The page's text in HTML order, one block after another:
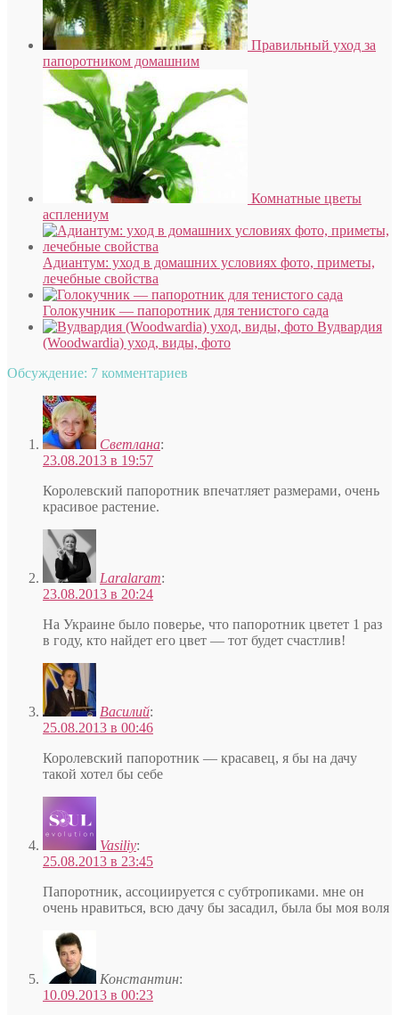
Правильный уход за
папоротником домашним
Комнатные цветы
асплениум
Адиантум: уход в домашних условиях фото, приметы,
лечебные свойства
Голокучник — папоротник для тенистого сада
Вудвардия
(Woodwardia) уход, виды, фото
Обсуждение: 7 комментариев
Светлана:
23.08.2013 в 19:57
Королевский папоротник впечатляет размерами, очень
красивое растение.
Laralaram:
23.08.2013 в 20:24
На Украине было поверье, что папоротник цветет 1 раз
в году, кто найдет его цвет — тот будет счастлив!
Василий:
25.08.2013 в 00:46
Королевский папоротник — красавец, я бы на дачу
такой хотел бы себе
Vasiliy:
25.08.2013 в 23:45
Папоротник, ассоциируется с субтропиками. мне он
очень нравиться, всю дачу бы засадил, была бы моя воля
Константин:
10.09.2013 в 00:23